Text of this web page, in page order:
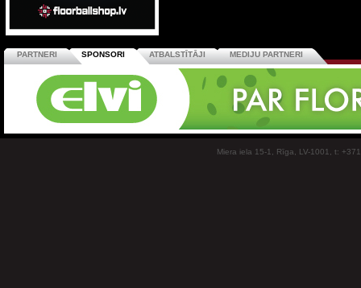
PARTNERI SPONSORI ATBALSTĪTĀJI MEDIJU PARTNERI
Miera iela 15-1, Rīga, LV-1001, t: